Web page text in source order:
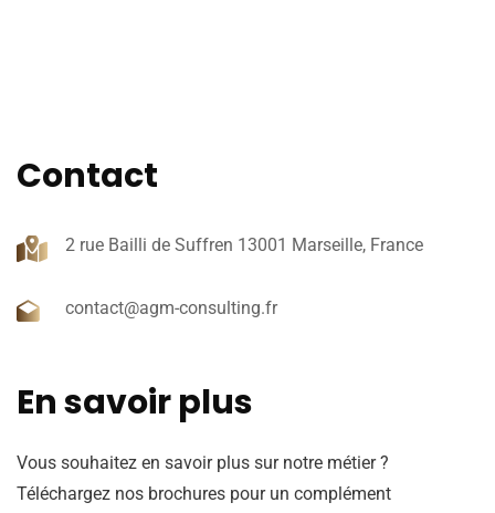
Contact
2 rue Bailli de Suffren 13001 Marseille, France
contact@agm-consulting.fr
En savoir plus
Vous souhaitez en savoir plus sur notre métier ?
Téléchargez nos brochures pour un complément